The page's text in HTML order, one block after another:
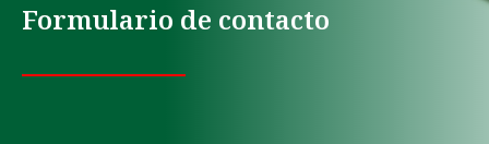
Formulario de contacto